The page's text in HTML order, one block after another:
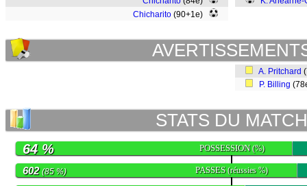
Chicharito (90+1e)
A. Pritchard
P. Billing
STATS DU MATCH
POSSESSION(%)
64 %
PASSES(réussies %)
602(85 %)